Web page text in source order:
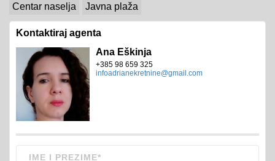
Centar naselja Javna plaža
Kontaktiraj agenta
Ana Eškinja
+385 98 659 325
infoadrianekretnine@gmail.com